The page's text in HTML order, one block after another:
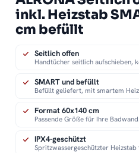
inkl. Heizstab
cm befüllt
Seitlich offen
Handtücher seitlich aufschieben,
SMART und befüllt
Befüllt geliefert, mit smartem
Format 60x140 cm
Passende Größe für Ihre Badwand.
IPX4-geschützt
Spritzwassergeschützter Heizstab